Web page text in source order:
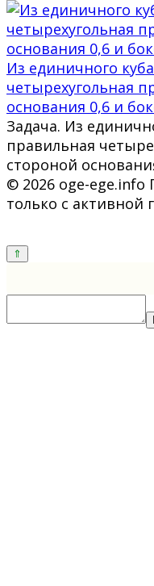
Из единичного
четырехугольная
основания 0,6 и
Задача. Из
правильная
стороной
© 2026 oge-ege.info
только с активной